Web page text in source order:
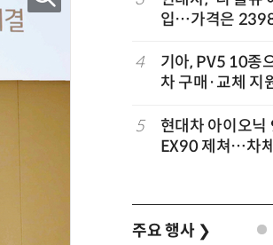
기차 구매 시
'군용 AAM' 개
입…가격은
4
기아, PV5 10종
차 구매·교체 지
5
현대차 아이오닉
EX90 제쳐…차
주요 행사 ❯